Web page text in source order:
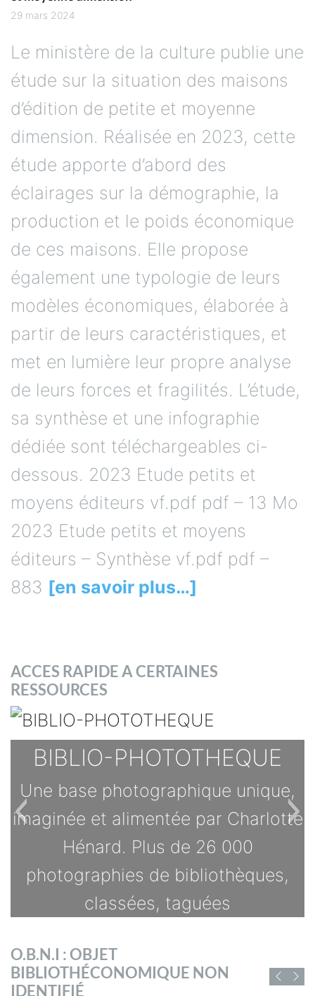
29 mars 2024
Le ministère de la culture publie une
étude sur la situation des maisons
d’édition de petite et moyenne
dimension. Réalisée en 2023, cette
étude apporte d’abord des
éclairages sur la démographie, la
production et le poids économique
de ces maisons. Elle propose
également une typologie de leurs
modèles économiques, élaborée à
partir de leurs caractéristiques, et
met en lumière leur propre analyse
de leurs forces et fragilités. L’étude,
sa synthèse et une infographie
dédiée sont téléchargeables ci-
dessous. 2023 Etude petits et
moyens éditeurs vf.pdf pdf – 13 Mo
2023 Etude petits et moyens
éditeurs – Synthèse vf.pdf pdf –
883 [en savoir plus…]
ACCES RAPIDE A CERTAINES
RESSOURCES
BIBLIO-PHOTOTHEQUE
Une base photographique unique,
imaginée et alimentée par Charlotte
Hénard. Plus de 26 000
photographies de bibliothèques,
classées, taguées
TOUTES LES OFFRES
D'EMPLOI DE
O.B.N.I : OBJET
BIBLIOTHÉCONOMIQUE NON
IDENTIFIÉ